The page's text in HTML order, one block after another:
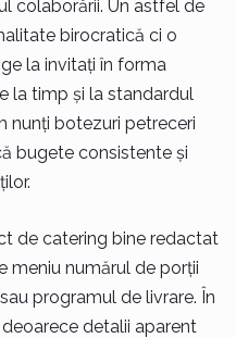
colaborării. Un astfel de
birocratică ci o
la invitați în forma
la timp și la standardul
nunți botezuri petreceri
bugete consistente și
de catering bine redactat
meniu numărul de porții
programul de livrare. În
detalii aparent